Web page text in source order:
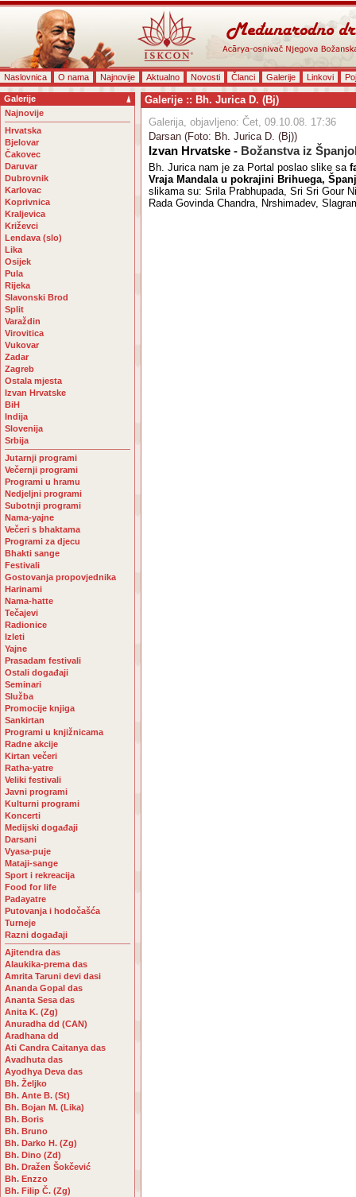
Naslovnica O nama Najnovije Aktualno Novosti Članci Galerije Linkovi
Galerije
Najnovije
Hrvatska
Bjelovar
Čakovec
Daruvar
Dubrovnik
Karlovac
Koprivnica
Kraljevica
Križevci
Lendava (slo)
Lika
Osijek
Pula
Rijeka
Slavonski Brod
Split
Varaždin
Virovitica
Vukovar
Zadar
Zagreb
Ostala mjesta
Izvan Hrvatske
BiH
Indija
Slovenija
Srbija
Jutarnji programi
Večernji programi
Programi u hramu
Nedjeljni programi
Subotnji programi
Nama-yajne
Večeri s bhaktama
Programi za djecu
Bhakti sange
Festivali
Gostovanja propovjednika
Harinami
Nama-hatte
Tečajevi
Radionice
Izleti
Yajne
Prasadam festivali
Ostali događaji
Seminari
Služba
Promocije knjiga
Sankirtan
Programi u knjižnicama
Radne akcije
Kirtan večeri
Ratha-yatre
Veliki festivali
Javni programi
Kulturni programi
Koncerti
Medijski događaji
Darsani
Vyasa-puje
Mataji-sange
Sport i rekreacija
Food for life
Padayatre
Putovanja i hodočašća
Turneje
Razni događaji
Ajitendra das
Alaukika-prema das
Amrita Taruni devi dasi
Ananda Gopal das
Ananta Sesa das
Anita K. (Zg)
Anuradha dd (CAN)
Aradhana dd
Ati Candra Caitanya das
Avadhuta das
Ayodhya Deva das
Bh. Željko
Bh. Ante B. (St)
Bh. Bojan M. (Lika)
Bh. Boris
Bh. Bruno
Bh. Darko H. (Zg)
Bh. Dino (Zd)
Bh. Dražen Šokčević
Bh. Enzzo
Bh. Filip Č. (Zg)
Galerije :: Bh. Jurica D. (Bj)
Galerija, objavljeno: Čet, 09.10.08. 17:36
Darsan (Foto: Bh. Jurica D. (Bj))
Izvan Hrvatske - Božanstva iz
Bh. Jurica nam je za Portal poslao slike sa
Vraja Mandala u pokrajini Brihuega,
slikama su: Srila Prabhupada, Sri Sri Gour
Rada Govinda Chandra, Nrshimadev,